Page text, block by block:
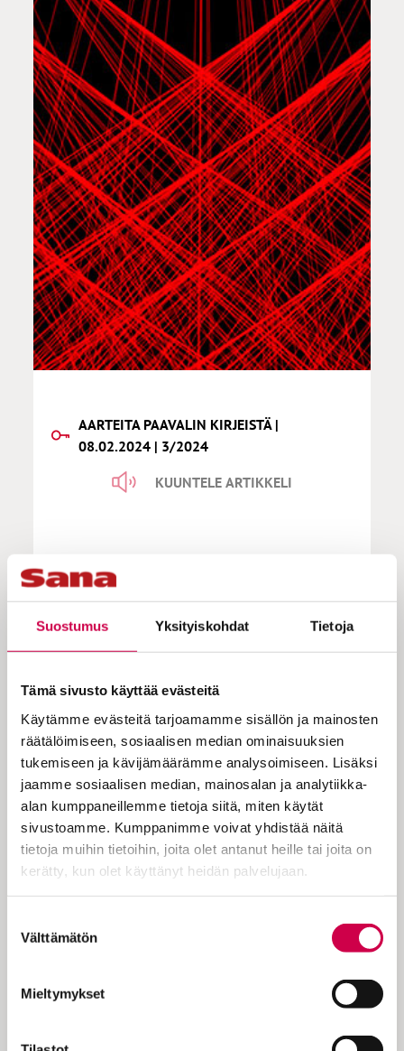
Suostumus Yksityiskohdat Tietoja
Tämä sivusto käyttää evästeitä
Käytämme evästeitä tarjoamamme sisällön ja mainosten
räätälöimiseen, sosiaalisen median ominaisuuksien
tukemiseen ja kävijämäärämme analysoimiseen. Lisäksi
jaamme sosiaalisen median, mainosalan ja analytiikka-
alan kumppaneillemme tietoja siitä, miten käytät
sivustoamme. Kumppanimme voivat yhdistää näitä
tietoja muihin tietoihin, joita olet antanut heille tai joita on
kerätty, kun olet käyttänyt heidän palvelujaan.
valinta
Välttämätön
Mieltymykset
AARTEITA PAAVALIN KIRJEISTÄ |
08.02.2024 | 3/2024
KUUNTELE ARTIKKELI
Kuula | Aloita Kristuksesta, niin
ymmärrät
keskus? Mistä ydinideasta kaikki
muu seuraa? Mistä näkökulmasta
käsin Paavalia olisi helpointa
ymmärtää?
Esimerkiksi seuraavia on tarjottu:
vanhurskauttaminen, risti, Kristus-yhteys,
sovitus, pelastus, evankeliumi, Jumalan
keskus, josta kaikki muu virtaa. Joidenkin
etsiminen on turhaa. Ei Paavalilla ole
mitään kuningasideaa. Usko on monesta